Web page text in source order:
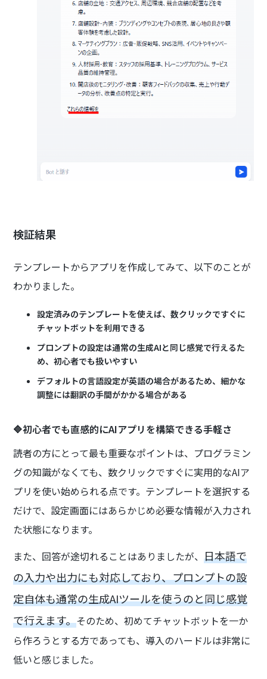
検証結果
テンプレートからアプリを作成してみて、以下のことが
わかりました。
設定済みのテンプレートを使えば、数クリックですぐに
チャットボットを利用できる
プロンプトの設定は通常の生成AIと同じ感覚で行えるた
め、初心者でも扱いやすい
デフォルトの言語設定が英語の場合があるため、細かな
調整には翻訳の手間がかかる場合がある
🔷初心者でも直感的にAIアプリを構築できる手軽さ
読者の方にとって最も重要なポイントは、プログラミン
グの知識がなくても、数クリックですぐに実用的なAIア
プリを使い始められる点です。テンプレートを選択する
だけで、設定画面にはあらかじめ必要な情報が入力され
た状態になります。
また、回答が途切れることはありましたが、日本語で
の入力や出力にも対応しており、プロンプトの設
定自体も通常の生成AIツールを使うのと同じ感覚
で行えます。そのため、初めてチャットボットを一か
ら作ろうとする方であっても、導入のハードルは非常に
低いと感じました。